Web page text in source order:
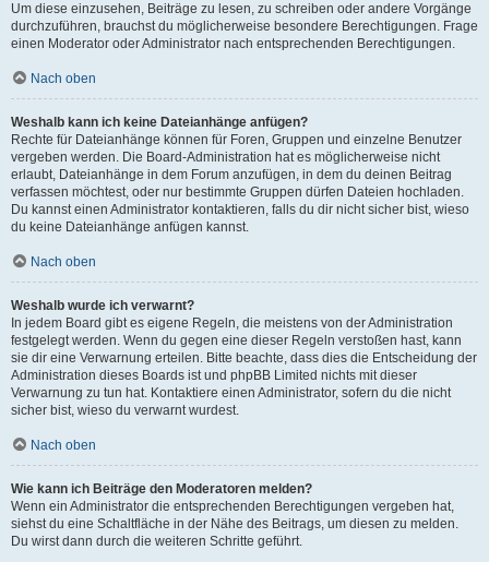
Um diese einzusehen, Beiträge zu lesen, zu schreiben oder andere Vorgänge
durchzuführen, brauchst du möglicherweise besondere Berechtigungen. Frage
einen Moderator oder Administrator nach entsprechenden Berechtigungen.
Nach oben
Weshalb kann ich keine Dateianhänge anfügen?
Rechte für Dateianhänge können für Foren, Gruppen und einzelne Benutzer
vergeben werden. Die Board-Administration hat es möglicherweise nicht
erlaubt, Dateianhänge in dem Forum anzufügen, in dem du deinen Beitrag
verfassen möchtest, oder nur bestimmte Gruppen dürfen Dateien hochladen.
Du kannst einen Administrator kontaktieren, falls du dir nicht sicher bist, wieso
du keine Dateianhänge anfügen kannst.
Nach oben
Weshalb wurde ich verwarnt?
In jedem Board gibt es eigene Regeln, die meistens von der Administration
festgelegt werden. Wenn du gegen eine dieser Regeln verstoßen hast, kann
sie dir eine Verwarnung erteilen. Bitte beachte, dass dies die Entscheidung der
Administration dieses Boards ist und phpBB Limited nichts mit dieser
Verwarnung zu tun hat. Kontaktiere einen Administrator, sofern du die nicht
sicher bist, wieso du verwarnt wurdest.
Nach oben
Wie kann ich Beiträge den Moderatoren melden?
Wenn ein Administrator die entsprechenden Berechtigungen vergeben hat,
siehst du eine Schaltfläche in der Nähe des Beitrags, um diesen zu melden.
Du wirst dann durch die weiteren Schritte geführt.